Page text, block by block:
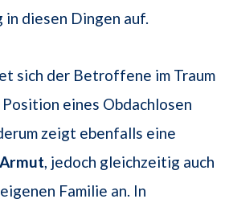
in diesen Dingen auf.
sich der Betroffene im Traum
eines Obdachlosen
zeigt ebenfalls eine
Armut, jedoch gleichzeitig auch
Familie an. In